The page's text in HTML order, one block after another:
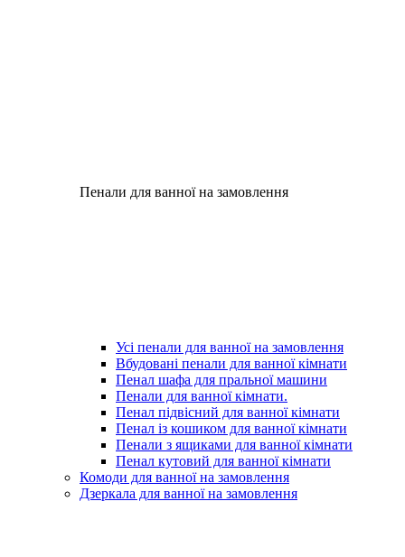
Пенали для ванної на замовлення
Усі пенали для ванної на замовлення
Вбудовані пенали для ванної кімнати
Пенал шафа для пральної машини
Пенали для ванної кімнати.
Пенал підвісний для ванної кімнати
Пенал із кошиком для ванної кімнати
Пенали з ящиками для ванної кімнати
Пенал кутовий для ванної кімнати
Комоди для ванної на замовлення
Дзеркала для ванної на замовлення